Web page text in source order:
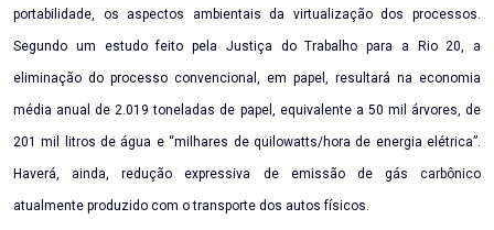
portabilidade, os aspectos ambientais da virtualização dos processos.
Segundo um estudo feito pela Justiça do Trabalho para a Rio 20, a
eliminação do processo convencional, em papel, resultará na economia
média anual de 2.019 toneladas de papel, equivalente a 50 mil árvores, de
201 mil litros de água e “milhares de quilowatts/hora de energia elétrica”.
Haverá, ainda, redução expressiva de emissão de gás carbônico
atualmente produzido com o transporte dos autos físicos.